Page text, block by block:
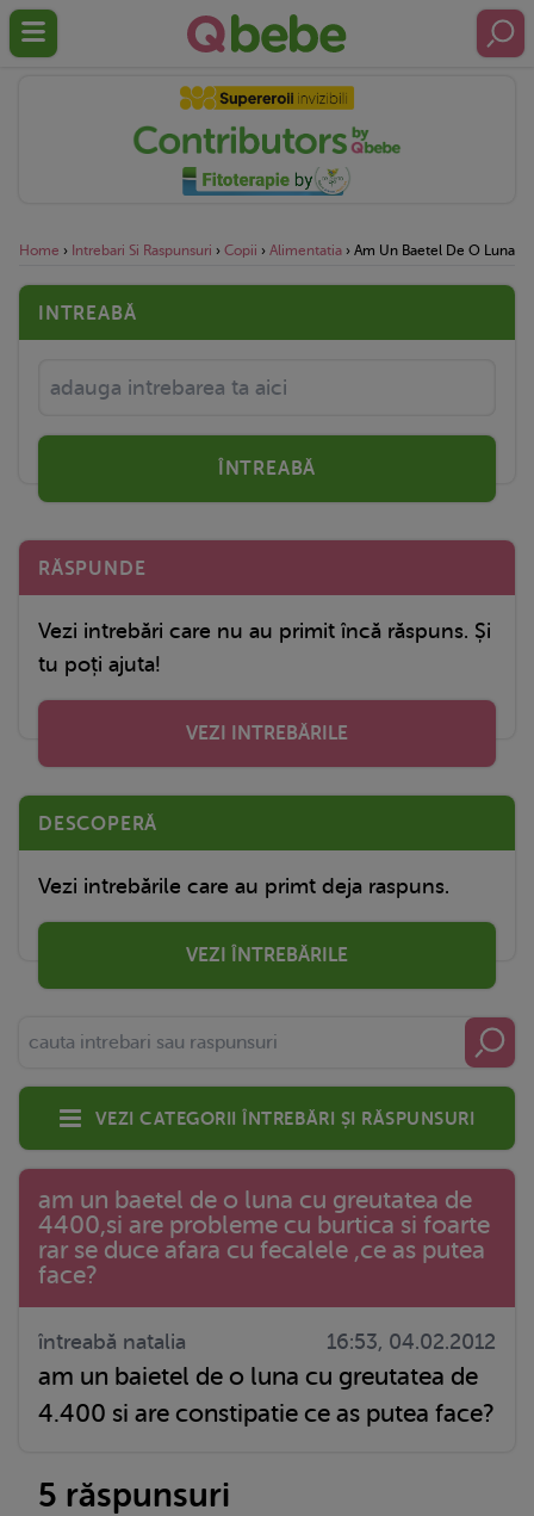
Home › Intrebari Si Raspunsuri › Copii › Alimentatia › Am Un Baetel De O Luna
INTREABĂ
ÎNTREABĂ
RĂSPUNDE
Vezi intrebări care nu au primit încă răspuns. Și
tu poți ajuta!
VEZI INTREBĂRILE
DESCOPERĂ
Vezi intrebările care au primt deja raspuns.
VEZI ÎNTREBĂRILE
Vezi categorii întrebări și răspunsuri
am un baetel de o luna cu greutatea de
4400,si are probleme cu burtica si foarte
rar se duce afara cu fecalele ,ce as putea
face?
întreabă natalia 16:53, 04.02.2012
am un baietel de o luna cu greutatea de
4.400 si are constipatie ce as putea face?
5 răspunsuri